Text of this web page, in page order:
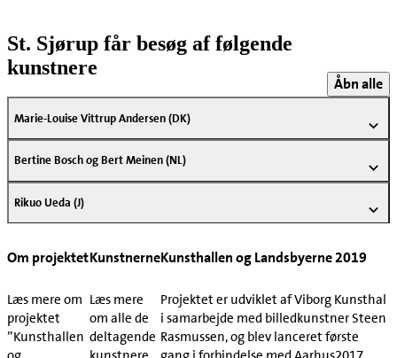
St. Sjørup får besøg af følgende
kunstnere
Åbn alle
Marie-Louise Vittrup Andersen (DK)
Bertine Bosch og Bert Meinen (NL)
Rikuo Ueda (J)
Om projektet
Læs mere om
projektet
”Kunsthallen
Kunstnerne
Læs mere
om alle de
deltagende
Kunsthallen og Landsbyerne 2019
Projektet er udviklet af Viborg Kunsthal
i samarbejde med billedkunstner Steen
Rasmussen, og blev lanceret første